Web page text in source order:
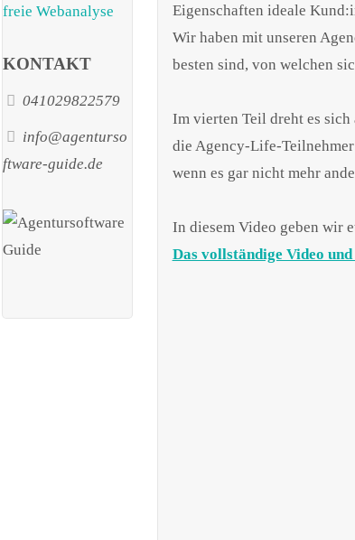
Eigenschaften ideale
Wir haben mit unseren
besten sind, von welchen
Im vierten Teil dreht es
die Agency-Life-
wenn es gar nicht mehr
In diesem Video geben wir
Das vollständige Video
KONTAKT
041029822579
info@agenturso
ftware-guide.de